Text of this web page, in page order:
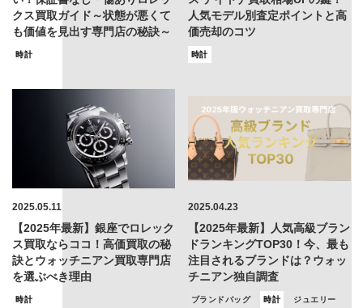
クス買取ガイド～状態が悪くて
も価値を見出す専門店の秘訣～
時計
人気モデル別査定ポイントと高
価売却のコツ
時計
2025.05.11
【2025年最新】銀座でロレック
ス買取ならココ！高価買取の秘
訣とウォッチニアン買取専門店
を選ぶべき理由
時計
2025.04.23
【2025年最新】人気高級ブラン
ドランキングTOP30！今、最も
注目されるブランドは？ウォッ
チニアン独自調査
ブランドバッグ 時計 ジュエリー